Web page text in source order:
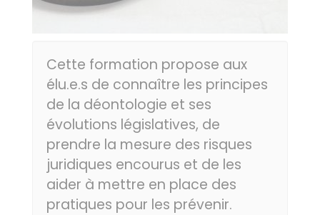
Cette formation propose aux
élu.e.s de connaître les principes
de la déontologie et ses
évolutions législatives, de
prendre la mesure des risques
juridiques encourus et de les
aider à mettre en place des
pratiques pour les prévenir.